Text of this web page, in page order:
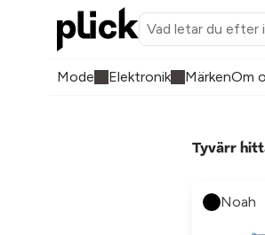
Mode Elektronik MärkenOm
Tyvärr
Noah